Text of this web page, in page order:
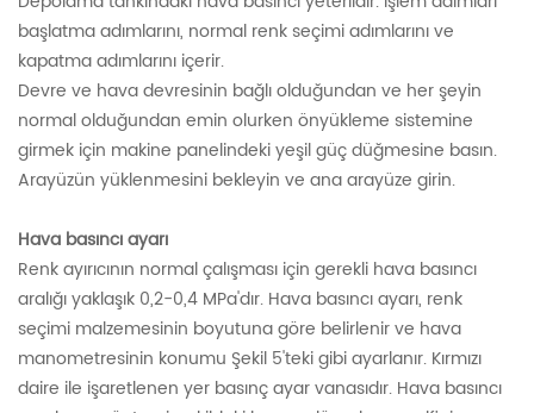
başlatma adımlarını, normal renk seçimi adımlarını ve
kapatma adımlarını içerir.
Devre ve hava devresinin bağlı olduğundan ve her şeyin
normal olduğundan emin olurken önyükleme sistemine
girmek için makine panelindeki yeşil güç düğmesine basın.
Arayüzün yüklenmesini bekleyin ve ana arayüze girin.
Hava basıncı ayarı
Renk ayırıcının normal çalışması için gerekli hava basıncı
aralığı yaklaşık 0,2-0,4 MPa'dır. Hava basıncı ayarı, renk
seçimi malzemesinin boyutuna göre belirlenir ve hava
manometresinin konumu Şekil 5'teki gibi ayarlanır. Kırmızı
daire ile işaretlenen yer basınç ayar vanasıdır. Hava basıncı